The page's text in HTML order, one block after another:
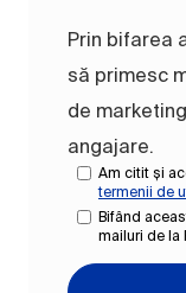
Prin bifarea
să primesc
de
angajare.
Am citit și
termenii de
Bifând
mailuri de la